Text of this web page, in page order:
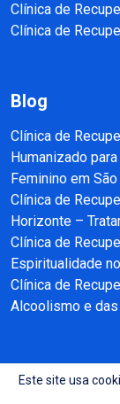
Clínica de
Clínica de
Blog
Clínica de
Humanizado
Feminino em
Clínica de
Horizonte –
Clínica de
Espiritualidade
Clínica de
Alcoolismo e
Copyright © 2025 -
Este site usa